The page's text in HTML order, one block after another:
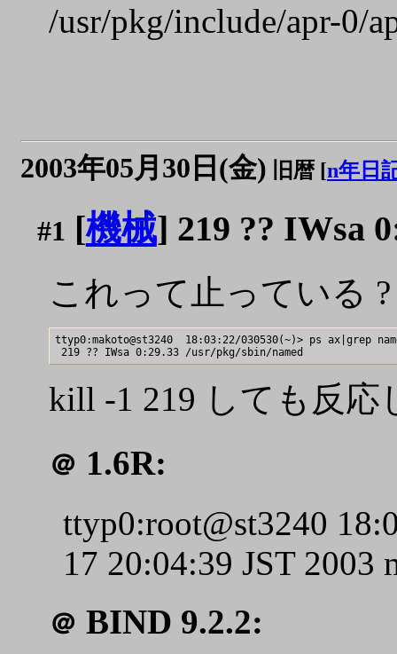
/usr/pkg/include/apr-0/
2003年05月30日(金) 旧暦 [n年日
#1 [機械] 219 ?? IWsa
これって止っている ?
ttyp0:makoto@st3240  18:03:22/030530(~)> ps ax|grep
kill -1 219 しても反応
＠ 1.6R:
ttyp0:root@st3240
17 20:04:39 JST 2003
＠ BIND 9.2.2: